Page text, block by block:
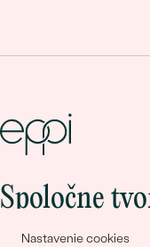
Nastavenie cookies
Spoločne
lásky